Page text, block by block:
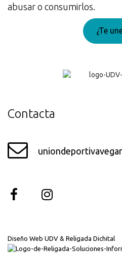
abusar o consumirlos.
¿Te
Contacta
Diseño Web UDV & Religada Dichital